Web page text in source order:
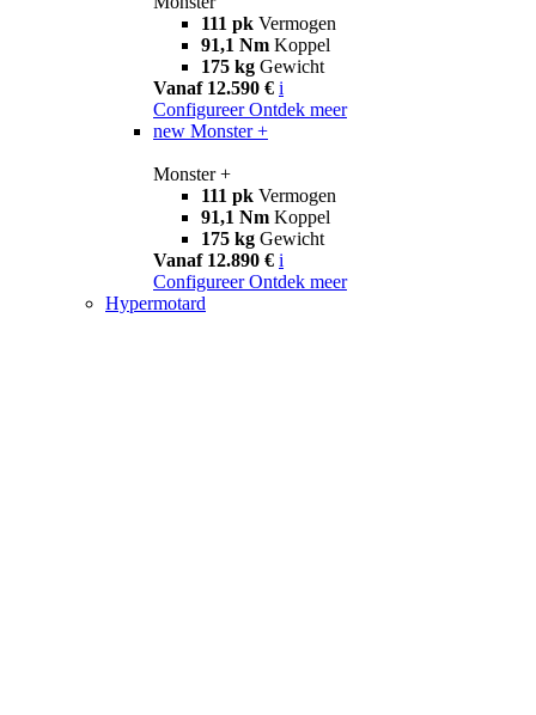
111 pk Vermogen
91,1 Nm Koppel
175 kg Gewicht
Vanaf 12.590 € i
Configureer Ontdek meer
new Monster +
Monster +
111 pk Vermogen
91,1 Nm Koppel
175 kg Gewicht
Vanaf 12.890 € i
Configureer Ontdek meer
Hypermotard